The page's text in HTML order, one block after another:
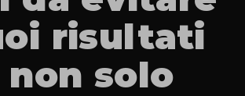
risultati
solo